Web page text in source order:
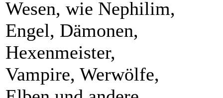
Wesen, wie Nephilim,
Engel, Dämonen,
Hexenmeister,
Vampire, Werwölfe,